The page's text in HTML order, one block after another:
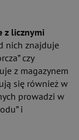
z licznymi
nich znajduje
czy
z magazynem
się również w
prowadzi w
i